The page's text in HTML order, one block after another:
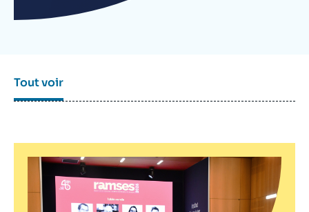
Tout voir